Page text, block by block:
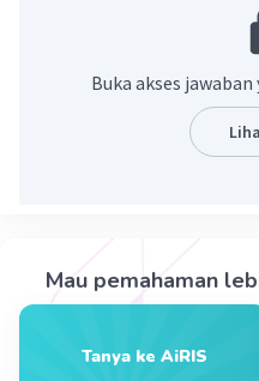
Titik potong dgn
f(0) = 3.0² - 5.0 + 6
Beri Rating·5.0(1)
Buka akses
Mau pemahaman
Tanya ke AiRIS